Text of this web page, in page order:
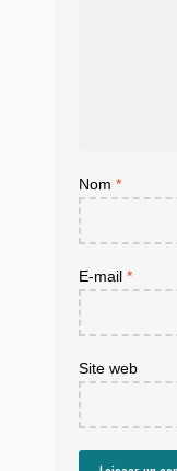
Nom *
E-mail *
Site web